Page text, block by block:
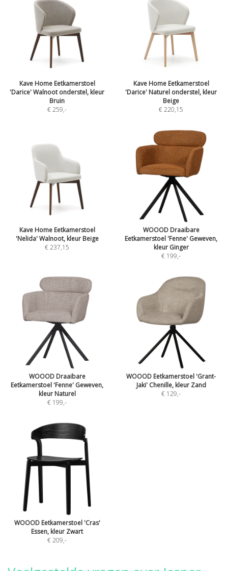
Kave Home Eetkamerstoel
'Darice' Walnoot onderstel, kleur
Bruin
€ 259,-
Kave Home Eetkamerstoel
'Darice' Naturel onderstel, kleur
Beige
€ 220,15
Kave Home Eetkamerstoel
'Nelida' Walnoot, kleur Beige
€ 237,15
WOOOD Draaibare
Eetkamerstoel 'Fenne' Geweven,
kleur Ginger
€ 199,-
WOOOD Draaibare
Eetkamerstoel 'Fenne' Geweven,
kleur Naturel
€ 199,-
WOOOD Eetkamerstoel 'Grant-
Jaki' Chenille, kleur Zand
€ 129,-
WOOOD Eetkamerstoel 'Cras'
Essen, kleur Zwart
€ 209,-